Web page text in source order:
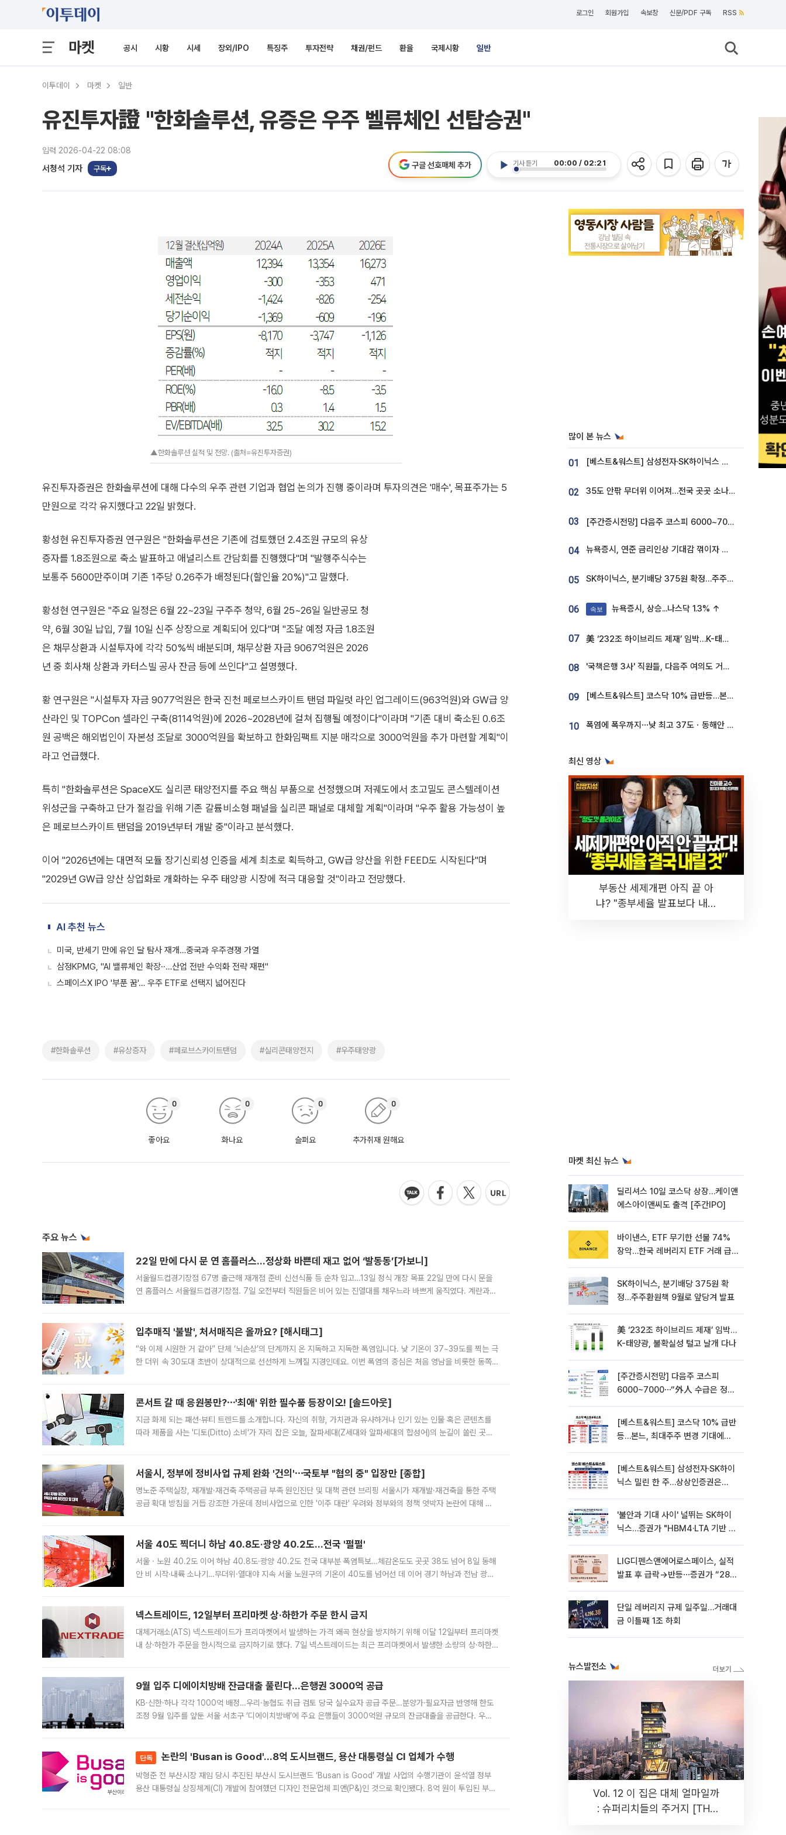
로그인 회원가입 속보창 신문/PDF 구독 RSS
마켓 공시 시황 시세 장외/IPO 특징주 투자전략 채권/펀드 환율 국제시황 일반
이투데이 마켓 일반
유진투자證 "한화솔루션, 유증은 우주 벨류체인 선탑승권"
입력 2026-04-22 08:08
서청석 기자 구독
기사 듣기 00:00 / 02:21
구글 선호매체 추가
▲한화솔루션 실적 및 전망. (출처=유진투자증권)
유진투자증권은 한화솔루션에 대해 다수의 우주 관련 기업과 협업 논의가 진행 중이라며 투자의견은 '매수', 목표주가는 5
만원으로 각각 유지했다고 22일 밝혔다.
황성현 유진투자증권 연구원은 "한화솔루션은 기존에 검토했던 2.4조원 규모의 유상
증자를 1.8조원으로 축소 발표하고 애널리스트 간담회를 진행했다"며 "발행주식수는
보통주 5600만주이며 기존 1주당 0.26주가 배정된다(할인율 20%)"고 말했다.
황성현 연구원은 "주요 일정은 6월 22~23일 구주주 청약, 6월 25~26일 일반공모 청
약, 6월 30일 납입, 7월 10일 신주 상장으로 계획되어 있다"며 "조달 예정 자금 1.8조원
은 채무상환과 시설투자에 각각 50%씩 배분되며, 채무상환 자금 9067억원은 2026
년 중 회사채 상환과 카터스빌 공사 잔금 등에 쓰인다"고 설명했다.
황 연구원은 "시설투자 자금 9077억원은 한국 진천 페로브스카이트 탠덤 파일럿 라인 업그레이드(963억원)와 GW급 양
산라인 및 TOPCon 셀라인 구축(8114억원)에 2026~2028년에 걸쳐 집행될 예정이다"이라며 "기존 대비 축소된 0.6조
원 공백은 해외법인이 자본성 조달로 3000억원을 확보하고 한화임팩트 지분 매각으로 3000억원을 추가 마련할 계획"이
라고 언급했다.
특히 "한화솔루션은 SpaceX도 실리콘 태양전지를 주요 핵심 부품으로 선정했으며 저궤도에서 초고밀도 콘스텔레이션
위성군을 구축하고 단가 절감을 위해 기존 갈륨비소형 패널을 실리콘 패널로 대체할 계획"이라며 "우주 활용 가능성이 높
은 페로브스카이트 탠덤을 2019년부터 개발 중"이라고 분석했다.
이어 "2026년에는 대면적 모듈 장기신뢰성 인증을 세계 최초로 획득하고, GW급 양산을 위한 FEED도 시작된다"며
"2029년 GW급 양산 상업화로 개화하는 우주 태양광 시장에 적극 대응할 것"이라고 전망했다.
AI 추천 뉴스
미국, 반세기 만에 유인 달 탐사 재개…중국과 우주경쟁 가열
삼정KPMG, "AI 밸류체인 확장··…산업 전반 수익화 전략 재편"
스페이스X IPO '부푼 꿈'… 우주 ETF로 선택지 넓어진다
#한화솔루션 #유상증자 #페로브스카이트탠덤 #실리콘태양전지 #우주태양광
좋아요
0
화나요
0
슬퍼요
0
추가취재 원해요
0
주요 뉴스
22일 만에 다시 문 연 홈플러스…정상화 바쁜데 재고 없어 ‘발동동’[가보니]
서울월드컵경기장점 67명 출근해 재개점 준비 신선식품 등 순차 입고…13일 정식 개장 목표 22일 만에 다시 문을
연 홈플러스 서울월드컵경기장점. 7일 오전부터 직원들은 비어 있는 진열대를 채우느라 바쁘게 움직였다. 계란과
입추매직 '불발', 처서매직은 올까요? [해시태그]
“와 이제 시원한 거 같아” 단체 ‘뇌손상’의 단계까지 온 지독하고 지독한 폭염입니다. 낮 기온이 37~39도를 찍는 극
한 더위 속 30도대 초반이 상대적으로 선선하게 느껴질 지경인데요. 이번 폭염의 중심은 처음 영남을 비롯한 동쪽
콘서트 갈 때 응원봉만?⋯'최애' 위한 필수품 등장이오! [솔드아웃]
지금 화제 되는 패션·뷰티 트렌드를 소개합니다. 자신의 취향, 가치관과 유사하거나 인기 있는 인물 혹은 콘텐츠를
따라 제품을 사는 '디토(Ditto) 소비'가 자리 잡은 오늘, 잘파세대(Z세대와 알파세대의 합성어)의 눈길이 쏠린 곳은
서울시, 정부에 정비사업 규제 완화 '건의'⋯국토부 "협의 중" 입장만 [종합]
명노준 주택실장, 재개발·재건축 주택공급 부족 원인진단 및 대책 관련 브리핑 서울시가 재개발·재건축을 통한 주택
공급 확대 방침을 거듭 강조한 가운데 정비사업으로 인한 '이주 대란' 우려와 정부와의 정책 엇박자 논란에 대해 정
서울 40도 찍더니 하남 40.8도·광양 40.2도…전국 '펄펄'
서울ㆍ노원 40.2도 이어 하남 40.8도·광양 40.2도 전국 대부분 폭염특보…체감온도도 곳곳 38도 넘어 8일 동해
안 비 시작·내륙 소나기…무더위·열대야 지속 서울 노원구의 기온이 40도를 넘어선 데 이어 경기 하남과 전남 광양
넥스트레이드, 12일부터 프리마켓 상·하한가 주문 한시 금지
대체거래소(ATS) 넥스트레이드가 프리마켓에서 발생하는 가격 왜곡 현상을 방지하기 위해 이달 12일부터 프리마켓
내 상·하한가 주문을 한시적으로 금지하기로 했다. 7일 넥스트레이드는 최근 프리마켓에서 발생한 소량의 상·하한
9월 입주 디에이치방배 잔금대출 풀린다…은행권 3000억 공급
KB·신한·하나 각각 1000억 배정…우리·농협도 취급 검토 당국 실수요자 공급 주문…분양가·필요자금 반영해 한도
조정 9월 입주를 앞둔 서울 서초구 ‘디에이치방배’에 주요 은행들이 3000억원 규모의 잔금대출을 공급한다. 우리
단독 논란의 'Busan is Good'…8억 도시브랜드, 용산 대통령실 CI 업체가 수행
박형준 전 부산시장 재임 당시 추진된 부산시 도시브랜드 ‘Busan is Good’ 개발 사업의 수행기관이 윤석열 정부
용산 대통령실 상징체계(CI) 개발에 참여했던 디자인 전문업체 피앤(P&)인 것으로 확인됐다. 8억 원이 투입된 부산
많이 본 뉴스
01 [베스트&워스트] 삼성전자·SK하이닉스 밀린 한 주…상상인증권은 85% 급등
02 35도 안팎 무더위 이어져…전국 곳곳 소나기 [오늘 날씨]
03 [주간증시전망] 다음주 코스피 6000~7000⋯“外人 수급은 정책이 변수”
04 뉴욕증시, 연준 금리인상 기대감 꺾이자 상승...S&P500 사상 최고치 [종합]
05 SK하이닉스, 분기배당 375원 확정…주주환원책 9월로 앞당겨 발표
06 속보 뉴욕증시, 상승...나스닥 1.3% ↑
07 美 ‘232조 하이브리드 제재’ 임박…K-태양광, 불확실성 털고 날개 다나
08 '국책은행 3사' 직원들, 다음주 여의도 거리 나서는 까닭은
09 [베스트&워스트] 코스닥 10% 급반등…본느, 최대주주 변경 기대에 270% 폭등
10 폭염에 폭우까지⋯낮 최고 37도ㆍ동해안 강한 비 [날씨]
최신 영상
부동산 세제개편 아직 끝 아
냐? "종부세율 발표보다 내릴
마켓 최신 뉴스
딜리셔스 10일 코스닥 상장…케이앤
에스아이앤씨도 출격 [주간IPO]
바이낸스, ETF 무기한 선물 74%
장악…한국 레버리지 ETF 거래 급
SK하이닉스, 분기배당 375원 확
정…주주환원책 9월로 앞당겨 발표
美 ‘232조 하이브리드 제재’ 임박…
K-태양광, 불확실성 털고 날개 다나
[주간증시전망] 다음주 코스피
6000~7000⋯“外人 수급은 정책
[베스트&워스트] 코스닥 10% 급반
등…본느, 최대주주 변경 기대에
[베스트&워스트] 삼성전자·SK하이
닉스 밀린 한 주…상상인증권은
'불안과 기대 사이' 널뛰는 SK하이
닉스…증권가 "HBM4·LTA 기반 펀
LIG디펜스앤에어로스페이스, 실적
발표 후 급락→반등⋯증권가 “28년
단일 레버리지 규제 일주일…거래대
금 이틀째 1조 하회
뉴스발전소
Vol. 12 이 집은 대체 얼마일까
: 슈퍼리치들의 주거지 [THE